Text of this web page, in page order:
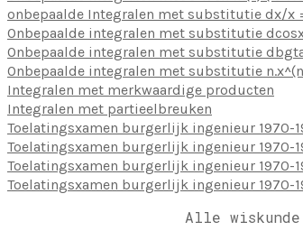
onbepaalde Integralen met substitutie dx/x
Onbepaalde integralen met substitutie
Onbepaalde integralen met substitutie
Onbepaalde integralen met substitutie
Integralen met merkwaardige producten
Integralen met partieelbreuken
Toelatingsxamen burgerlijk ingenieur 1970-
Toelatingsxamen burgerlijk ingenieur 1970-
Toelatingsxamen burgerlijk ingenieur 1970-
Toelatingsxamen burgerlijk ingenieur 1970-
Alle